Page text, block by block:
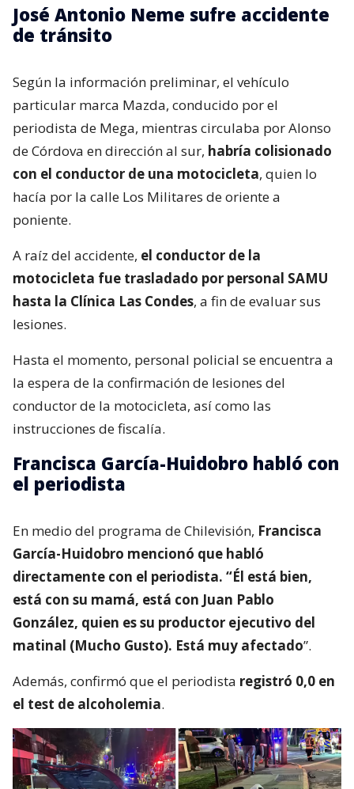
José Antonio Neme sufre accidente
de tránsito
Según la información preliminar, el vehículo
particular marca Mazda, conducido por el
periodista de Mega, mientras circulaba por Alonso
de Córdova en dirección al sur, habría colisionado
con el conductor de una motocicleta, quien lo
hacía por la calle Los Militares de oriente a
poniente.
A raíz del accidente, el conductor de la
motocicleta fue trasladado por personal SAMU
hasta la Clínica Las Condes, a fin de evaluar sus
lesiones.
Hasta el momento, personal policial se encuentra a
la espera de la confirmación de lesiones del
conductor de la motocicleta, así como las
instrucciones de fiscalía.
Francisca García-Huidobro habló con
el periodista
En medio del programa de Chilevisión, Francisca
García-Huidobro mencionó que habló
directamente con el periodista. “Él está bien,
está con su mamá, está con Juan Pablo
González, quien es su productor ejecutivo del
matinal (Mucho Gusto). Está muy afectado”.
Además, confirmó que el periodista registró 0,0 en
el test de alcoholemia.